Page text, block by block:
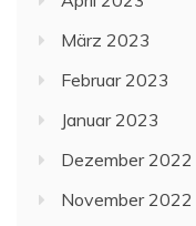
März 2023
Februar 2023
Januar 2023
Dezember 2022
November 2022